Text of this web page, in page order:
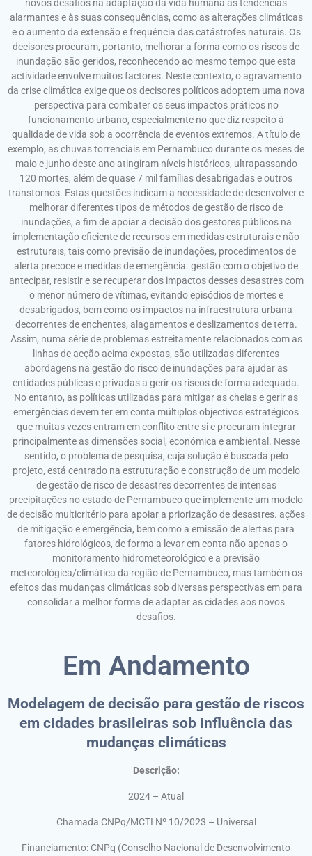
novos desafios na adaptação da vida humana às tendências
alarmantes e às suas consequências, como as alterações climáticas
e o aumento da extensão e frequência das catástrofes naturais. Os
decisores procuram, portanto, melhorar a forma como os riscos de
inundação são geridos, reconhecendo ao mesmo tempo que esta
actividade envolve muitos factores. Neste contexto, o agravamento
da crise climática exige que os decisores políticos adoptem uma nova
perspectiva para combater os seus impactos práticos no
funcionamento urbano, especialmente no que diz respeito à
qualidade de vida sob a ocorrência de eventos extremos. A título de
exemplo, as chuvas torrenciais em Pernambuco durante os meses de
maio e junho deste ano atingiram níveis históricos, ultrapassando
120 mortes, além de quase 7 mil famílias desabrigadas e outros
transtornos. Estas questões indicam a necessidade de desenvolver e
melhorar diferentes tipos de métodos de gestão de risco de
inundações, a fim de apoiar a decisão dos gestores públicos na
implementação eficiente de recursos em medidas estruturais e não
estruturais, tais como previsão de inundações, procedimentos de
alerta precoce e medidas de emergência. gestão com o objetivo de
antecipar, resistir e se recuperar dos impactos desses desastres com
o menor número de vítimas, evitando episódios de mortes e
desabrigados, bem como os impactos na infraestrutura urbana
decorrentes de enchentes, alagamentos e deslizamentos de terra.
Assim, numa série de problemas estreitamente relacionados com as
linhas de acção acima expostas, são utilizadas diferentes
abordagens na gestão do risco de inundações para ajudar as
entidades públicas e privadas a gerir os riscos de forma adequada.
No entanto, as políticas utilizadas para mitigar as cheias e gerir as
emergências devem ter em conta múltiplos objectivos estratégicos
que muitas vezes entram em conflito entre si e procuram integrar
principalmente as dimensões social, económica e ambiental. Nesse
sentido, o problema de pesquisa, cuja solução é buscada pelo
projeto, está centrado na estruturação e construção de um modelo
de gestão de risco de desastres decorrentes de intensas
precipitações no estado de Pernambuco que implemente um modelo
de decisão multicritério para apoiar a priorização de desastres. ações
de mitigação e emergência, bem como a emissão de alertas para
fatores hidrológicos, de forma a levar em conta não apenas o
monitoramento hidrometeorológico e a previsão
meteorológica/climática da região de Pernambuco, mas também os
efeitos das mudanças climáticas sob diversas perspectivas em para
consolidar a melhor forma de adaptar as cidades aos novos
desafios.
Em Andamento
Modelagem de decisão para gestão de riscos
em cidades brasileiras sob influência das
mudanças climáticas
Descrição:
2024 – Atual
Chamada CNPq/MCTI Nº 10/2023 – Universal
Financiamento: CNPq (Conselho Nacional de Desenvolvimento